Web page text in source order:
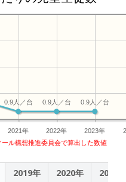
ません。 あまり早く家を出
になりますので、この時期
を心がけていきましょう
んなに食べると給食
でした！４年生の音楽の授
もきれいなメロディーで
それぞれ工夫してリコーダ
ーと歌を披露してくれまし
た。心が癒される演奏でし
た！！今日は避難訓練もあ
りました。地震や火災の時
の訓練です。防火シャッタ
ーが閉まっているときの避
2021年 2022年 2023年
0.9人／台
0.9人／台
0.9人／台
ル構想推進委員会で算出した数値
2019年 2020年
2021年